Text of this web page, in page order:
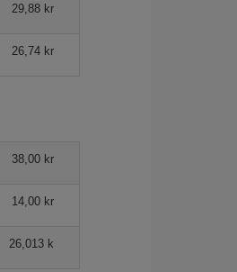
29,88 kr
26,74 kr
38,00 kr
14,00 kr
26,013 k